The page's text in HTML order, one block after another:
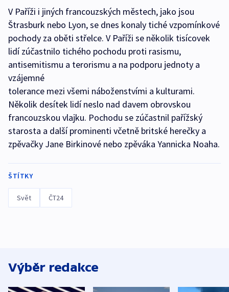
V Paříži i jiných francouzských městech, jako jsou
Štrasburk nebo Lyon, se dnes konaly tiché vzpomínkové
pochody za oběti střelce. V Paříži se několik tisícovek
lidí zúčastnilo tichého pochodu proti rasismu,
antisemitismu a terorismu a na podporu jednoty a
vzájemné
tolerance mezi všemi náboženstvími a kulturami.
Několik desítek lidí neslo nad davem obrovskou
francouzskou vlajku. Pochodu se zúčastnil pařížský
starosta a další prominenti včetně britské herečky a
zpěvačky Jane Birkinové nebo zpěváka Yannicka Noaha.
ŠTÍTKY
Svět ČT24
Výběr redakce